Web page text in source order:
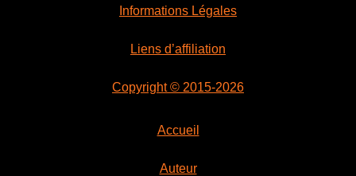
Informations Légales
Liens d’affiliation
Copyright © 2015-2026
Accueil
Auteur